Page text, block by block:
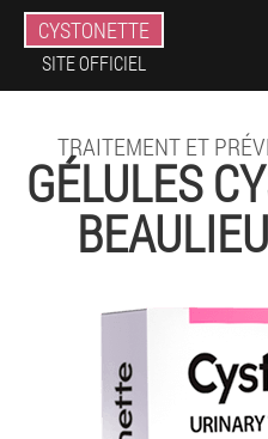
CYSTONETTE
SITE OFFICIEL
TRAITEMENT ET
GÉLULES